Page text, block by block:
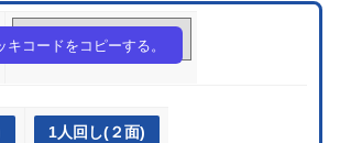
nLnngQ-47xhWj-NH6LnP
キコードをコピーする。
1人回し(２面)